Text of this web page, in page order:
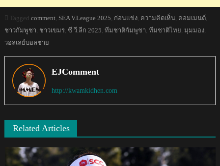
Tagged comment, SEA V.League 2025, ก่อนแข่ง, ความคิดเห็น, คอมเมนต์,
ชาวกัมพูชา, ชาวเขมร, ซี วี.ลีก 2025, ทีมชาติกัมพูชา, ทีมชาติไทย, มุมมอง,
วอลเลย์บอลชาย
EJComment
http://kwamkidhen.com
Related Articles